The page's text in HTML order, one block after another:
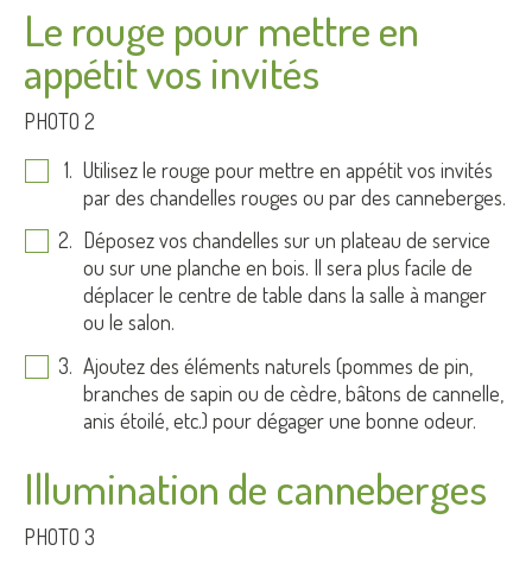
Le rouge pour mettre en
appétit vos invités
PHOTO 2
Utilisez le rouge pour mettre en appétit vos invités
par des chandelles rouges ou par des canneberges.
Déposez vos chandelles sur un plateau de service
ou sur une planche en bois. Il sera plus facile de
déplacer le centre de table dans la salle à manger
ou le salon.
Ajoutez des éléments naturels (pommes de pin,
branches de sapin ou de cèdre, bâtons de cannelle,
anis étoilé, etc.) pour dégager une bonne odeur.
Illumination de canneberges
PHOTO 3